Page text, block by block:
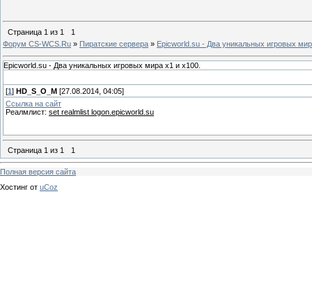
Страница 1 из 1
1
Форум CS-WCS.Ru » Пиратские сервера » Epicworld.su - Два уникальных игровых
Epicworld.su - Два уникальных игровых мира х1 и х100.
[1 ] HD_S_O_M [27.08.2014, 04:05]
Ссылка на сайт
Реалмлист: set realmlist logon.epicworld.su
Страница 1 из 1 1
Полная версия сайта
Хостинг от uCoz